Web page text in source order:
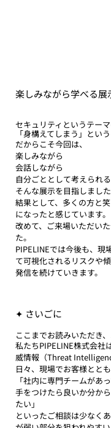
楽しみながら学べる展
セキュリティというテー
「身構えてしまう」とい
だからこそ今回は、
楽しみながら
会話しながら
自分ごととして考えられる
そんな展示を目指しました
結果として、多くの方と
になったと感じています。
改めて、ご来場いただい
た。
PIPELINEでは今後も、現
て可視化されるリスクや
発信を続けていきます。
✦ さいごに
ここまでお読みいただき
私たちPIPELINE株式会社
威情報（Threat
日々、現場でお客様とと
「社内に専門チームがあ
手をつけたら良いか分か
たい」
といったご相談は少なく